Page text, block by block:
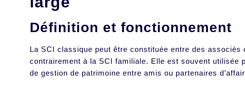
Définition et fonctionnement
La SCI classique peut être constituée entre des associés
contrairement à la SCI familiale. Elle est souvent utilisée
de gestion de patrimoine entre amis ou partenaires